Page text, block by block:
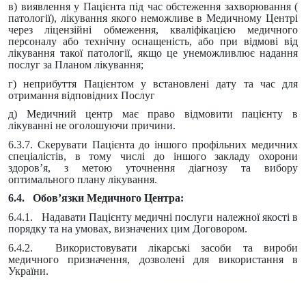
в) виявлення у Пацієнта під час обстеження захворювання (
патології), лікування якого неможливе в Медичному Центрі
через ліцензійні обмеження, кваліфікацією медичного
персоналу або технічну оснащеність, або при відмові від
лікування такої патології, якщо це унеможливлює надання
послуг за Планом лікування;
г) неприбуття Пацієнтом у встановлені дату та час для
отримання відповідних Послуг
д) Медичний центр має право відмовити пацієнту в
лікуванні не оголошуючи причини.
6.3.7. Скерувати Пацієнта до іншого профільних медичних
спеціалістів, в тому числі до іншого закладу охорони
здоров’я, з метою уточнення діагнозу та вибору
оптимального плану лікування.
6.4. Обов’язки Медичного Центра:
6.4.1. Надавати Пацієнту медичні послуги належної якості в
порядку та на умовах, визначених цим Договором.
6.4.2. Використовувати лікарські засоби та вироби
медичного призначення, дозволені для використання в
України.